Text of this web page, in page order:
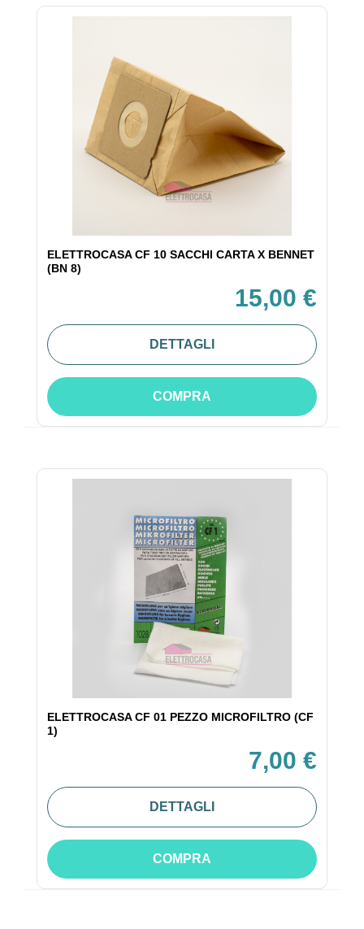
ELETTROCASA CF 10 SACCHI CARTA X BENNET
(BN 8)
15,00 €
DETTAGLI
COMPRA
ELETTROCASA CF 01 PEZZO MICROFILTRO (CF
1)
7,00 €
DETTAGLI
COMPRA